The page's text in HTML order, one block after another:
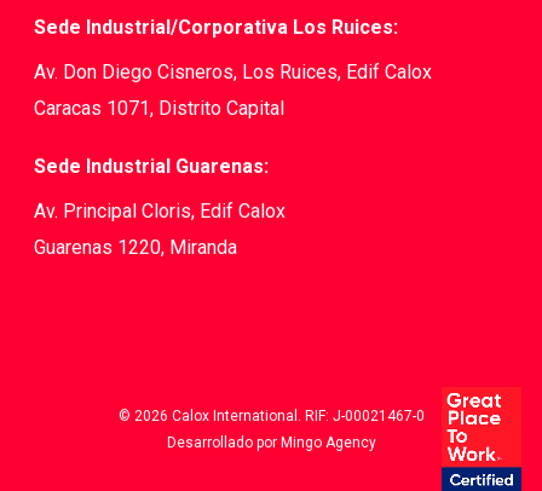
Sede Industrial/Corporativa Los Ruices:
Av. Don Diego Cisneros, Los Ruices, Edif Calox
Caracas 1071, Distrito Capital
Sede Industrial Guarenas:
Av. Principal Cloris, Edif Calox
Guarenas 1220, Miranda
© 2026 Calox International. RIF: J-00021467-0
Desarrollado por Mingo Agency